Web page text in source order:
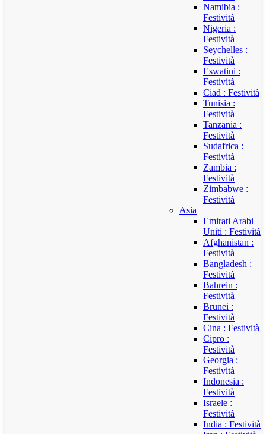
Namibia :
Festività
Nigeria :
Festività
Seychelles :
Festività
Eswatini :
Festività
Ciad : Festività
Tunisia :
Festività
Tanzania :
Festività
Sudafrica :
Festività
Zambia :
Festività
Zimbabwe :
Festività
Asia
Emirati Arabi
Uniti : Festività
Afghanistan :
Festività
Bangladesh :
Festività
Bahrein :
Festività
Brunei :
Festività
Cina : Festività
Cipro :
Festività
Georgia :
Festività
Indonesia :
Festività
Israele :
Festività
India : Festività